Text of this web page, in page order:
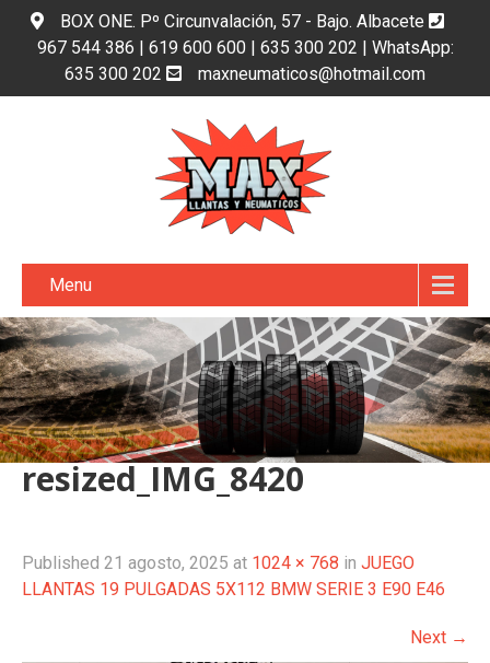
BOX ONE. Pº Circunvalación, 57 - Bajo. Albacete
967 544 386 | 619 600 600 | 635 300 202 | WhatsApp:
635 300 202
maxneumaticos@hotmail.com
Menu
resized_IMG_8420
Published 21 agosto, 2025 at 1024 × 768 in JUEGO
LLANTAS 19 PULGADAS 5X112 BMW SERIE 3 E90 E46
Next →